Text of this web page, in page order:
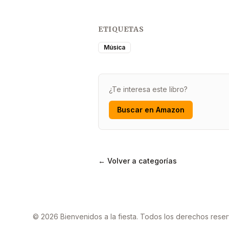
ETIQUETAS
Música
¿Te interesa este libro?
Buscar en Amazon
← Volver a categorías
© 2026 Bienvenidos a la fiesta. Todos los derechos